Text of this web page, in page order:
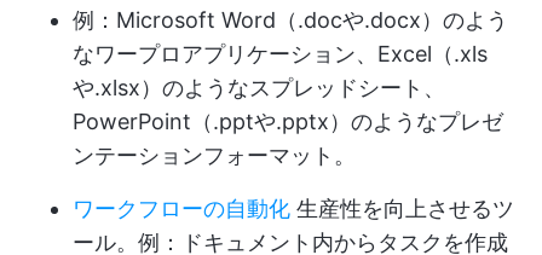
例：Microsoft Word（.docや.docx）のよう
なワープロアプリケーション、Excel（.xls
や.xlsx）のようなスプレッドシート、
PowerPoint（.pptや.pptx）のようなプレゼ
ンテーションフォーマット。
ワークフローの自動化 生産性を向上させるツ
ール。例：ドキュメント内からタスクを作成